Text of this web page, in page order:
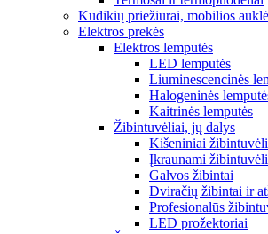
Kūdikių priežiūrai, mobilios
Elektros prekės
Elektros lemputės
LED lemputės
Liuminescencinės
Halogeninės
Kaitrinės lemputės
Žibintuvėliai, jų dalys
Kišeniniai
Įkraunami
Galvos žibintai
Dviračių žibintai ir
Profesionalūs
LED prožektoriai